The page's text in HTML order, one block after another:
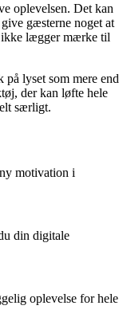
oplevelsen. Det kan
gæsterne noget at
ikke lægger mærke til
lyset som mere end
der kan løfte hele
særligt.
motivation i
din digitale
oplevelse for hele